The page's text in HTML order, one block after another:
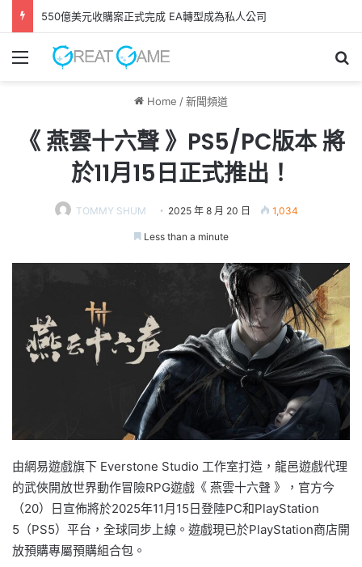
550億美元收購案正式完成 EA轉型成為私人公司
Menu
Home /新聞頻道
《 燕雲十六聲 》PS5/PC版本 將
於11月15日正式推出！
TOMMY SHUM 2025 年 8 月 20 日 1,034
Less than a minute
由網易遊戲旗下 Everstone Studio 工作室打造，龍邑遊戲代理
的武俠開放世界動作冒險RPG遊戲《 燕雲十六聲 》，官方今
（20）日宣佈將於2025年11月15日登陸PC和PlayStation
5（PS5）平台，全球同步上線。遊戲現已於PlayStation商店開
放預購專屬預購組合包。